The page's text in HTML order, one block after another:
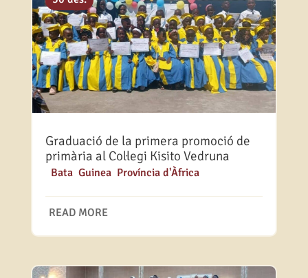
Graduació de la primera promoció de
primària al Col·legi Kisito Vedruna
Bata, Guinea, Província d'Àfrica
READ MORE